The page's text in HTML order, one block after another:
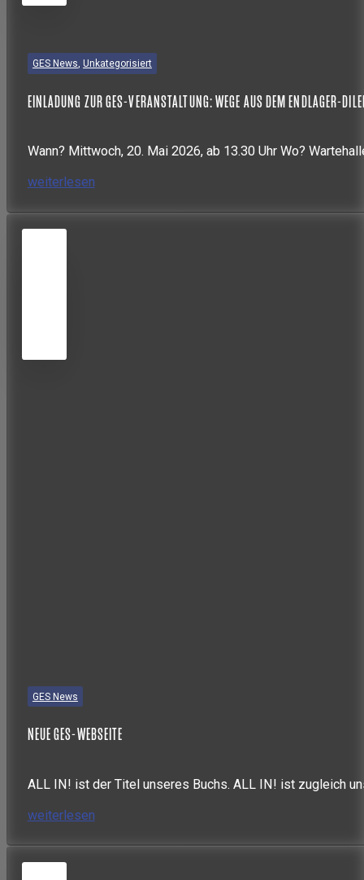
GES News, Unkategorisiert
EINLADUNG ZUR GES-VERANSTALTUNG: WEGE AUS DEM ENDLAGER-
Wann? Mittwoch, 20. Mai 2026, ab 13.30 Uhr Wo?
weiterlesen
GES News
NEUE GES-WEBSEITE
ALL IN! ist der Titel unseres Buchs. ALL IN! ist zugleich
weiterlesen